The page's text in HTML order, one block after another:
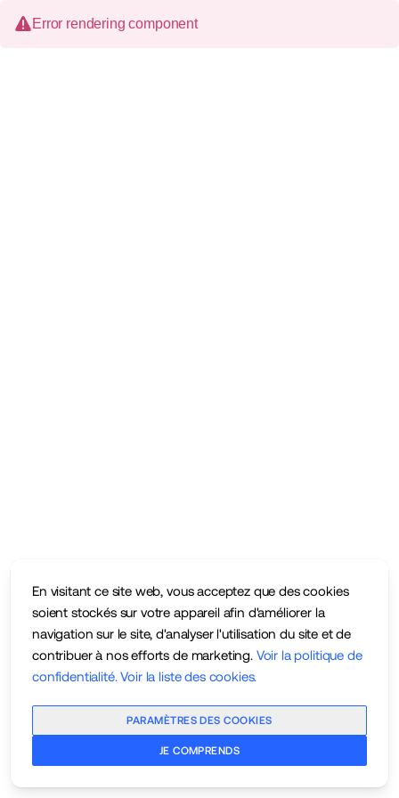
En visitant ce site web, vous acceptez que des cookies
soient stockés sur votre appareil afin d'améliorer la
navigation sur le site, d'analyser l'utilisation du site et de
contribuer à nos efforts de marketing. Voir la politique de
confidentialité. Voir la liste des cookies.
PARAMÈTRES DES COOKIES
JE COMPRENDS
Error rendering component